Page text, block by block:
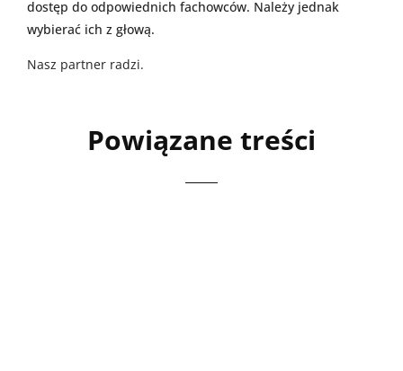
dostęp do odpowiednich fachowców. Należy jednak
wybierać ich z głową.
Nasz partner radzi.
Powiązane treści